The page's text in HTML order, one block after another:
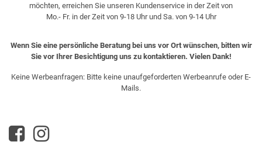
möchten, erreichen Sie unseren Kundenservice in der Zeit von
Mo.- Fr. in der Zeit von 9-18 Uhr und Sa. von 9-14 Uhr
Wenn Sie eine persönliche Beratung bei uns vor Ort wünschen, bitten wir
Sie vor Ihrer Besichtigung uns zu kontaktieren. Vielen Dank!
Keine Werbeanfragen: Bitte keine unaufgeforderten Werbeanrufe oder E-
Mails.